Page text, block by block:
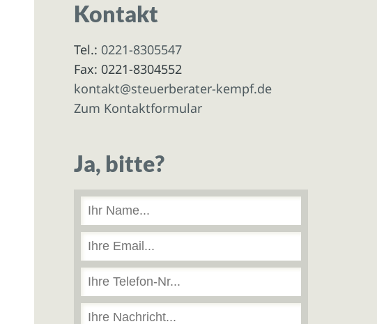
Kontakt
Tel.: 0221-8305547
Fax: 0221-8304552
kontakt@steuerberater-kempf.de
Zum Kontaktformular
Ja, bitte?